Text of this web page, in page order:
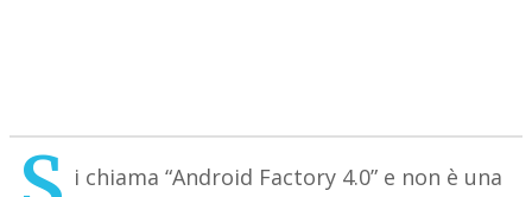
i chiama “Android Factory 4.0” e non è una